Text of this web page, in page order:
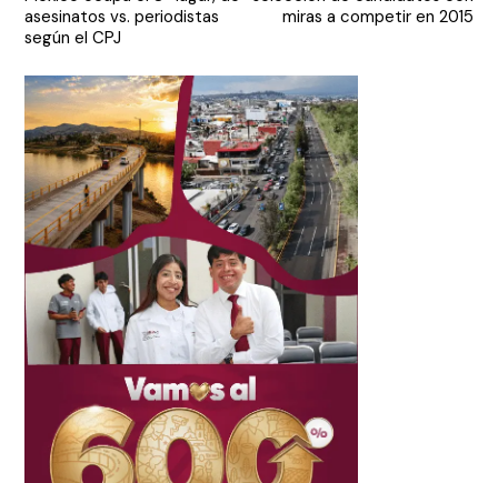
entradas
asesinatos vs. periodistas
según el CPJ
miras a competir en 2015